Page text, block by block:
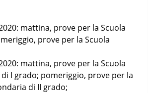
mattina, prove per la Scuola
prove per la Scuola
mattina, prove per la Scuola
I grado; pomeriggio, prove per la
di II grado;